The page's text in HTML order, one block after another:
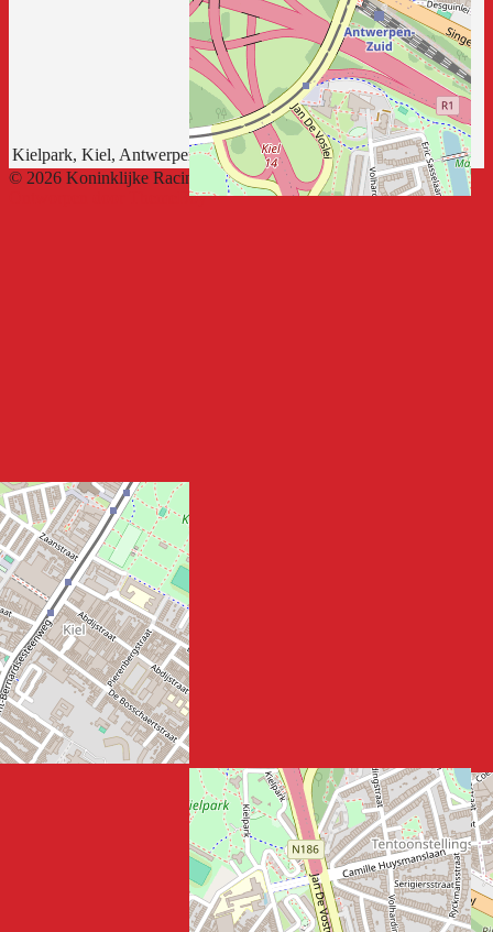
Kielpark, Kiel, Antwerpen, Vlaanderen, 2020, België
© 2026 Koninklijke Racing Kiel FC
Ontworpen door ThemeBoy